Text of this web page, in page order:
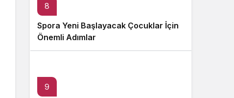
8
Spora Yeni Başlayacak Çocuklar İçin
Önemli Adımlar
9